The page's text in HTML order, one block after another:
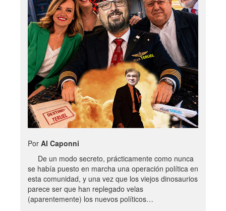
Por Al Caponni
De un modo secreto, prácticamente como nunca
se había puesto en marcha una operación política en
esta comunidad, y una vez que los viejos dinosaurios
parece ser que han replegado velas
(aparentemente) los nuevos políticos…